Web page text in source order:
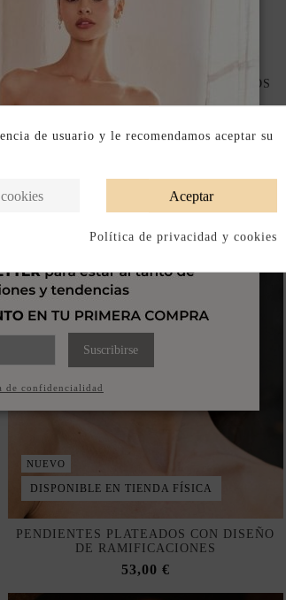
AROS GRANDES DORADOS CURVADOS
CON DISEÑO DE REJILLA
NUEVO
DISPONIBLE EN TIENDA FÍSICA
PENDIENTES PLATEADOS CON DISEÑO
DE RAMIFICACIONES
53,00 €
Suscribirse
de confidencialidad
de usuario y le recomendamos aceptar su
Aceptar
Política de privacidad y cookies